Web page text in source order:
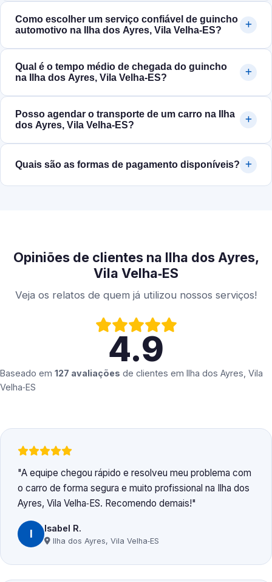
Como escolher um serviço confiável de guincho
automotivo na Ilha dos Ayres, Vila Velha‑ES?
Qual é o tempo médio de chegada do guincho
na Ilha dos Ayres, Vila Velha‑ES?
Posso agendar o transporte de um carro na Ilha
dos Ayres, Vila Velha‑ES?
Quais são as formas de pagamento disponíveis?
Opiniões de clientes na Ilha dos Ayres,
Vila Velha‑ES
Veja os relatos de quem já utilizou nossos serviços!
4.9
Baseado em 127 avaliações de clientes em Ilha dos Ayres, Vila
Velha‑ES
A equipe chegou rápido e resolveu meu problema com
o carro de forma segura e muito profissional na Ilha dos
Ayres, Vila Velha‑ES. Recomendo demais!
I Isabel R.
Ilha dos Ayres, Vila Velha‑ES